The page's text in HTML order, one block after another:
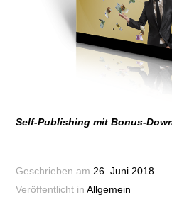
Self-Publishing mit Bonus-
Geschrieben am 26. Juni 2018
Veröffentlicht inAllgemein